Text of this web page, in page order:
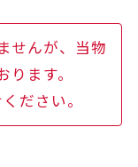
せんが、当物
ます。
ださい。